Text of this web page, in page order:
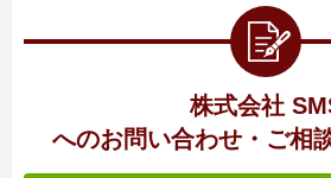
株式会社
へのお問い合わせ・ご相